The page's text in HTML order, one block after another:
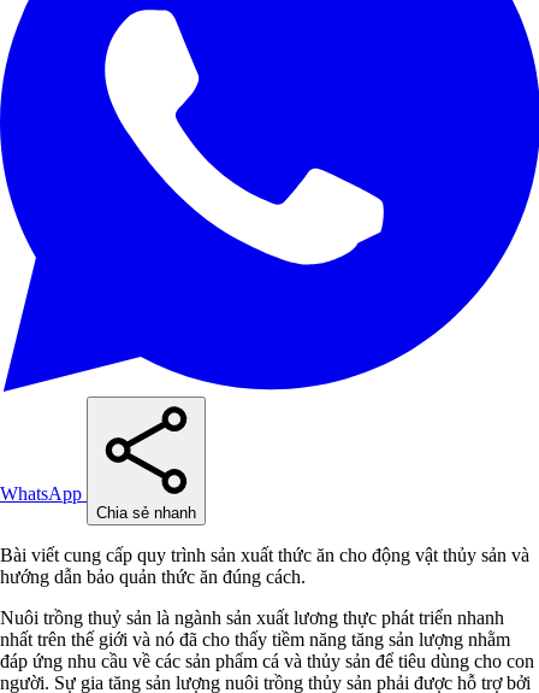
WhatsApp
Chia sẻ nhanh
Bài viết cung cấp quy trình sản xuất thức ăn cho động vật thủy sản và
hướng dẫn bảo quản thức ăn đúng cách.
Nuôi trồng thuỷ sản là ngành sản xuất lương thực phát triển nhanh
nhất trên thế giới và nó đã cho thấy tiềm năng tăng sản lượng nhằm
đáp ứng nhu cầu về các sản phẩm cá và thủy sản để tiêu dùng cho con
người. Sự gia tăng sản lượng nuôi trồng thủy sản phải được hỗ trợ bởi